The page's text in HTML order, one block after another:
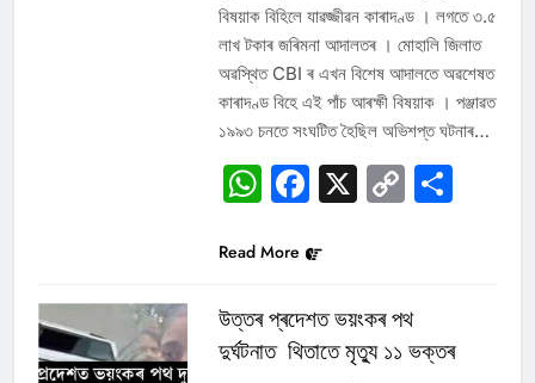
বিষয়াক বিহিলে যাৱজ্জীৱন কাৰাদণ্ড । লগতে ৩.৫
লাখ টকাৰ জৰিমনা আদালতৰ । মোহালি জিলাত
অৱস্থিত CBI ৰ এখন বিশেষ আদালতে অৱশেষত
কাৰাদণ্ড বিহে এই পাঁচ আৰক্ষী বিষয়াক । পঞ্জাৱত
১৯৯৩ চনতে সংঘটিত হৈছিল অভিশপ্ত ঘটনাৰ…
WhatsApp
Facebook
X Copy
Read More
উত্তৰ প্ৰদেশত ভয়ংকৰ পথ
দুৰ্ঘটনাত থিতাতে মৃত্যু ১১ ভক্তৰ